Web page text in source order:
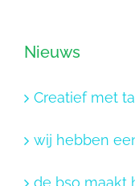
Nieuws
Creatief met
wij hebben
de bso maakt